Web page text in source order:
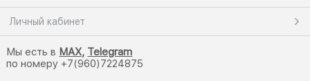
Личный кабинет
Мы есть в MAX, Telegram
по номеру +7(960)7224875